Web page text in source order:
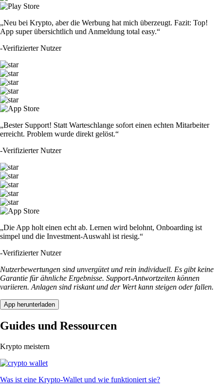
„Neu bei Krypto, aber die Werbung hat mich überzeugt. Fazit: Top!
App super übersichtlich und Anmeldung total easy.“
-Verifizierter Nutzer
„Bester Support! Statt Warteschlange sofort einen echten Mitarbeiter
erreicht. Problem wurde direkt gelöst.“
-Verifizierter Nutzer
„Die App holt einen echt ab. Lernen wird belohnt, Onboarding ist
simpel und die Investment-Auswahl ist riesig.“
-Verifizierter Nutzer
Nutzerbewertungen sind unvergütet und rein individuell. Es gibt keine
Garantie für ähnliche Ergebnisse. Support-Antwortzeiten können
variieren. Anlagen sind riskant und der Wert kann steigen oder fallen.
App herunterladen
Guides und Ressourcen
Krypto meistern
Was ist eine Krypto-Wallet und wie funktioniert sie?